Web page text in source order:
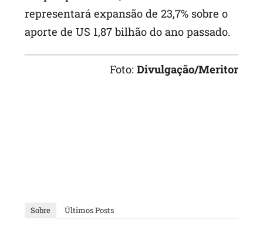
representará expansão de 23,7% sobre o
aporte de US 1,87 bilhão do ano passado.
Foto: Divulgação/Meritor
Sobre Últimos Posts